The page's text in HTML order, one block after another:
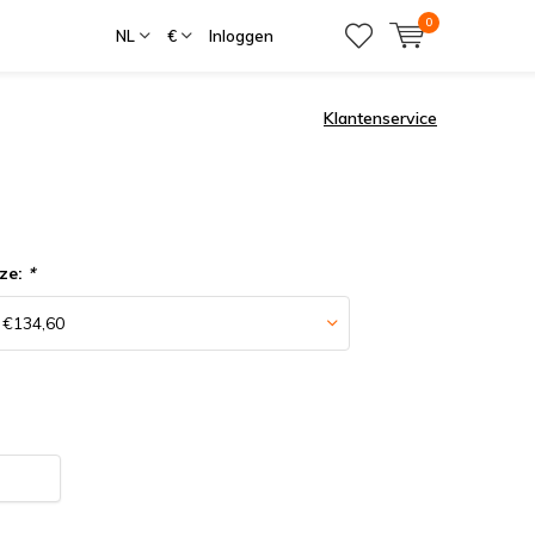
NL € Inloggen
0
Klantenservice
*